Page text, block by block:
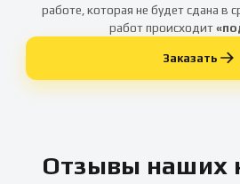
работе, которая не будет сдана в
работ происходит
Заказать
Отзывы наших